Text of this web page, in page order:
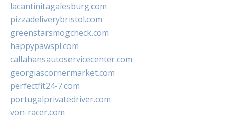
lacantinitagalesburg.com
pizzadeliverybristol.com
greenstarsmogcheck.com
happypawspl.com
callahansautoservicecenter.com
georgiascornermarket.com
perfectfit24-7.com
portugalprivatedriver.com
von-racer.com